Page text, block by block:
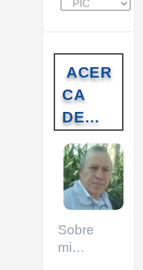
C
o
r
í
a
s
ACER
CA
DE…
Sobre
mi…